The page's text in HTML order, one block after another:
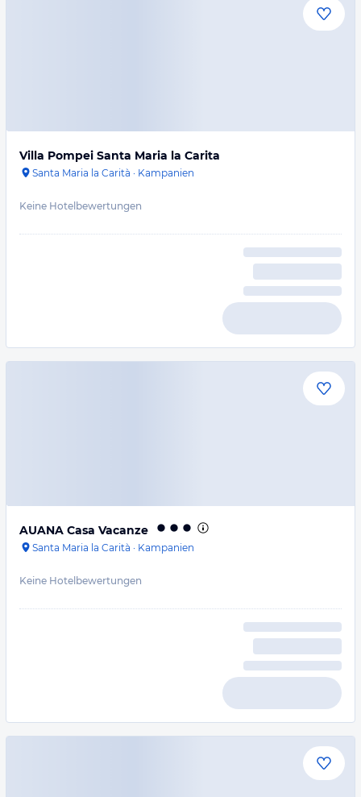
Villa Pompei Santa Maria la Carita
Santa Maria la Carità · Kampanien
Keine Hotelbewertungen
AUANA Casa Vacanze
Santa Maria la Carità · Kampanien
Keine Hotelbewertungen